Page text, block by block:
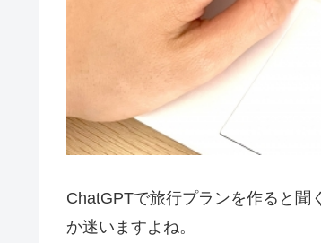
ChatGPTで旅行プランを作ると聞
か迷いますよね。